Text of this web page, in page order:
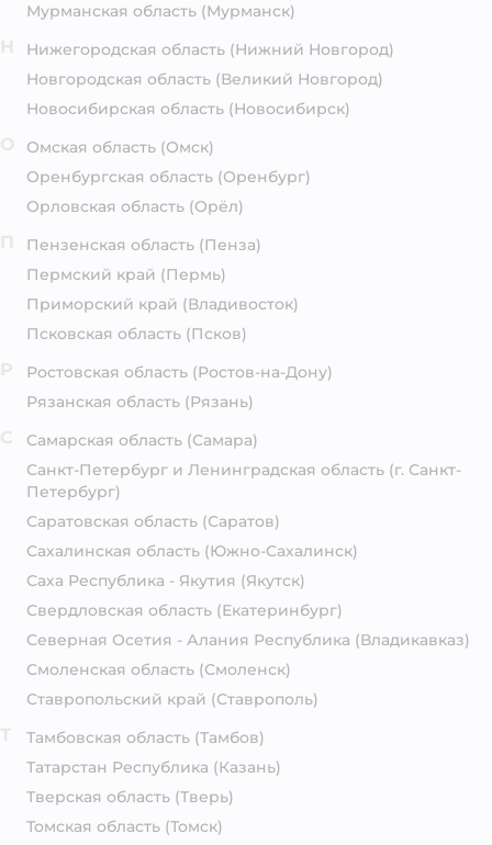
Мурманская область (Мурманск)
Нижегородская область (Нижний Новгород)
Новгородская область (Великий Новгород)
Новосибирская область (Новосибирск)
Омская область (Омск)
Оренбургская область (Оренбург)
Орловская область (Орёл)
Пензенская область (Пенза)
Пермский край (Пермь)
Приморский край (Владивосток)
Псковская область (Псков)
Ростовская область (Ростов-на-Дону)
Рязанская область (Рязань)
Самарская область (Самара)
Санкт-Петербург и Ленинградская область (г. Санкт-
Петербург)
Саратовская область (Саратов)
Сахалинская область (Южно-Сахалинск)
Саха Республика - Якутия (Якутск)
Свердловская область (Екатеринбург)
Северная Осетия - Алания Республика (Владикавказ)
Смоленская область (Смоленск)
Ставропольский край (Ставрополь)
Тамбовская область (Тамбов)
Татарстан Республика (Казань)
Тверская область (Тверь)
Томская область (Томск)